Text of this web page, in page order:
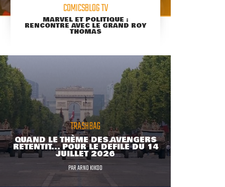
COMICSBLOG TV
MARVEL ET POLITIQUE :
RENCONTRE AVEC LE GRAND ROY
THOMAS
TRASHBAG
QUAND LE THÈME DES AVENGERS
RETENTIT... POUR LE DÉFILÉ DU 14
JUILLET 2026
PARARNO KIKOO